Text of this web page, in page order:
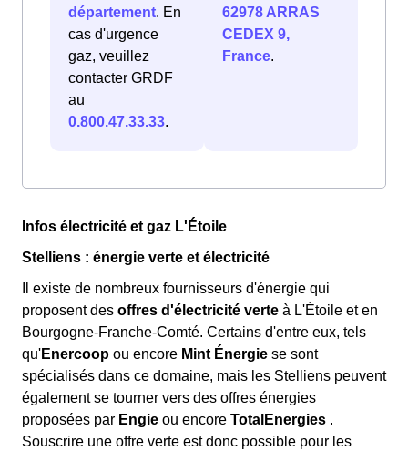
département. En
cas d'urgence
gaz, veuillez
contacter GRDF
au
0.800.47.33.33.
62978 ARRAS
CEDEX 9,
France.
Infos électricité et gaz L'Étoile
Stelliens : énergie verte et électricité
Il existe de nombreux fournisseurs d'énergie qui
proposent des offres d'électricité verte à L'Étoile et en
Bourgogne-Franche-Comté. Certains d'entre eux, tels
qu'Enercoop ou encore Mint Énergie se sont
spécialisés dans ce domaine, mais les Stelliens peuvent
également se tourner vers des offres énergies
proposées par Engie ou encore TotalEnergies .
Souscrire une offre verte est donc possible pour les